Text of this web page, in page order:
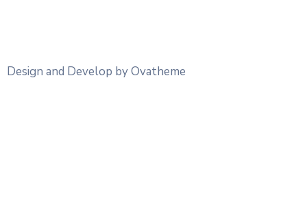
Design and Develop by Ovatheme